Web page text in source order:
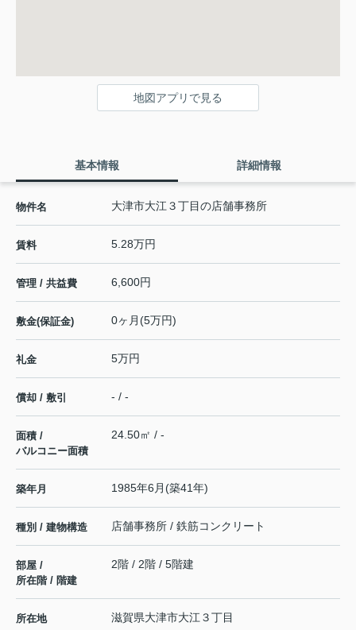
地図アプリで見る
基本情報 詳細情報
物件名 大津市大江３丁目の店舗事務所
賃料 5.28万円
管理 / 共益費 6,600円
敷金(保証金) 0ヶ月(5万円)
礼金 5万円
償却 / 敷引 - / -
面積 /
バルコニー面積
24.50㎡ / -
築年月 1985年6月(築41年)
種別 / 建物構造 店舗事務所 / 鉄筋コンクリート
部屋 /
所在階 / 階建
2階 / 2階 / 5階建
所在地 滋賀県大津市大江 ３丁目